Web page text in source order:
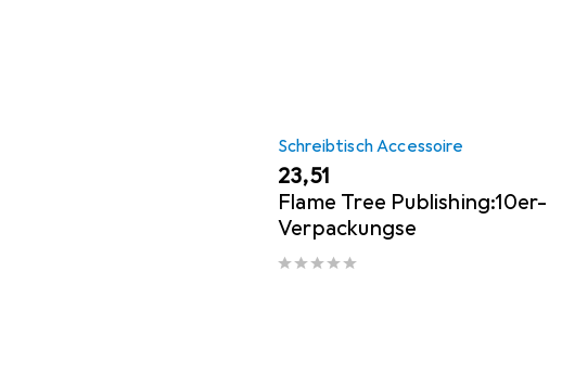
Schreibtisch Accessoire
EUR
23,51
Flame Tree Publishing:10er-
Verpackungse